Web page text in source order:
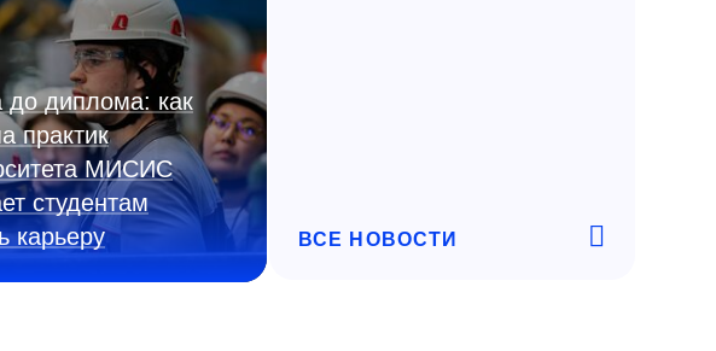
до диплома: как
практик
МИСИС
студентам
карьеру
ВСЕ НОВОСТИ